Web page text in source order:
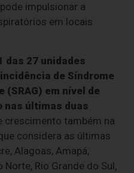
impulsionar a
em locais
das 27 unidades
de Síndrome
(SRAG) em nível de
nas últimas duas
crescimento também na
considera as últimas
Alagoas, Amapá,
Norte, Rio Grande do Sul,